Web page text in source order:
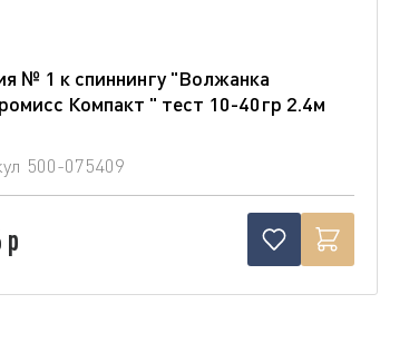
№ 1 к спиннингу "Волжанка
Компакт " тест 10-40гр 2.4м
500-075409
р